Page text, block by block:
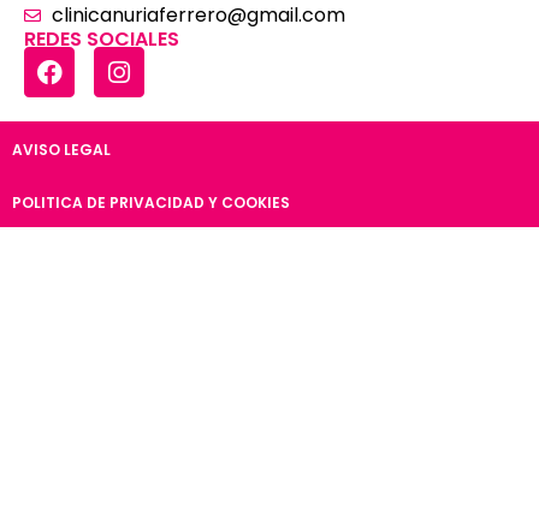
clinicanuriaferrero@gmail.com
REDES SOCIALES
AVISO LEGAL
POLITICA DE PRIVACIDAD Y COOKIES